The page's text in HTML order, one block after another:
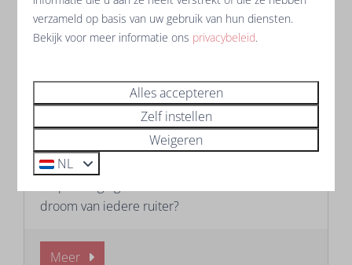
Paardrijden in de Vendée
De Vendée is het ideale gebied om een
buitenrit te paard te maken. Galopperend door
droom van iedere ruiter?
Meer
verzameld op basis van uw gebruik van hun diensten.
Bekijk voor meer informatie ons privacybeleid.
Alles accepteren
Zelf instellen
Weigeren
NL